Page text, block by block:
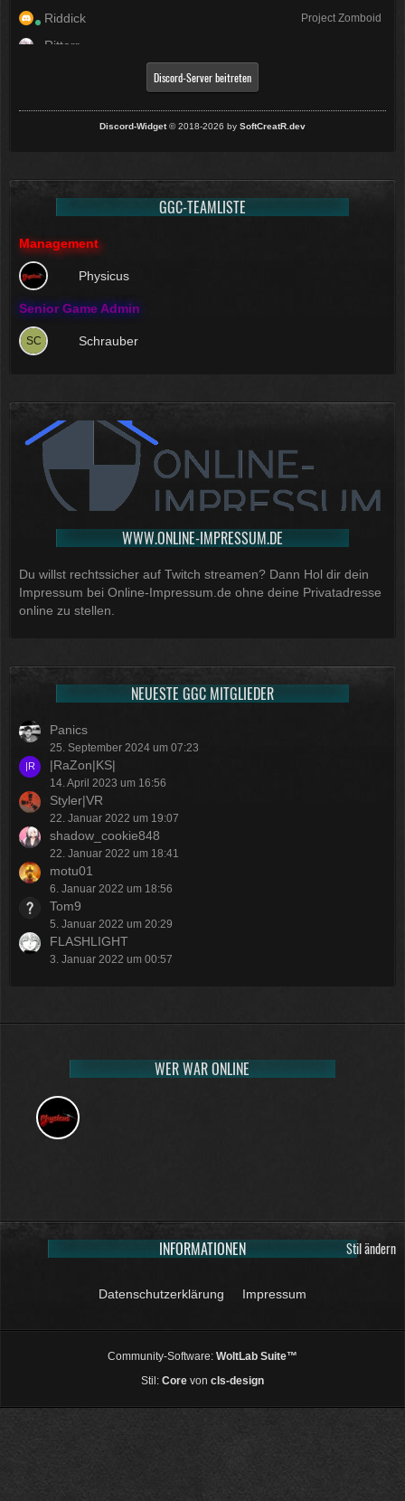
Riddick
Project Zomboid
Ritterr
Discord-Server beitreten
Discord-Widget© 2018-2026 by SoftCreatR.dev
GGC-TEAMLISTE
Management
Physicus
Senior Game Admin
Schrauber
WWW.ONLINE-IMPRESSUM.DE
Du willst rechtssicher auf Twitch streamen? Dann Hol dir dein
Impressum bei Online-Impressum.de ohne deine Privatadresse
online zu stellen.
NEUESTE GGC MITGLIEDER
Panics
25. September 2024 um 07:23
|RaZon|KS|
14. April 2023 um 16:56
Styler|VR
22. Januar 2022 um 19:07
shadow_cookie848
22. Januar 2022 um 18:41
motu01
6. Januar 2022 um 18:56
Tom9
5. Januar 2022 um 20:29
FLASHLIGHT
3. Januar 2022 um 00:57
WER WAR ONLINE
Stil ändern
INFORMATIONEN
Datenschutzerklärung Impressum
Community-Software: WoltLab Suite™
Stil: Core von cls-design